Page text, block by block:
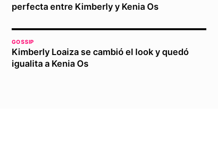
perfecta entre Kimberly y Kenia Os
GOSSIP
Kimberly Loaiza se cambió el look y quedó
igualita a Kenia Os